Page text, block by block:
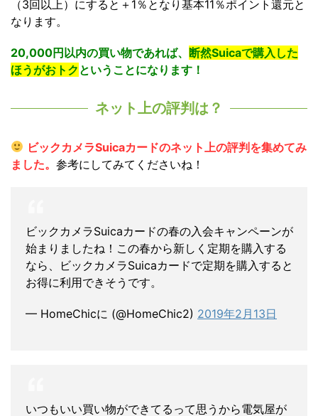
（3回以上）にすると＋1％となり基本11％ポイント還元と
なります。
20,000円以内の買い物であれば、 断然Suicaで購入した
ほうがおトク ということになります！
ネット上の評判は？
ビックカメラSuicaカードのネット上の評判を集めてみ
ました。 参考にしてみてくださいね！
ビックカメラSuicaカードの春の入会キャンペーンが
始まりましたね！この春から新しく定期を購入する
なら、ビックカメラSuicaカードで定期を購入すると
お得に利用できそうです。
— HomeChicに (@HomeChic2) 2019年2月13日
いつもいい買い物ができてるって思うから電気屋が